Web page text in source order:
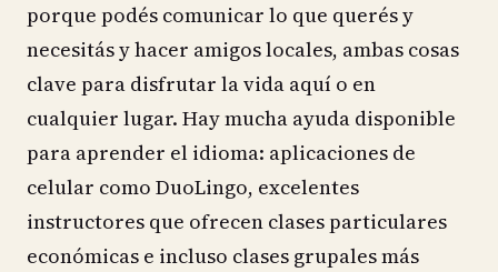
porque podés comunicar lo que querés y
necesitás y hacer amigos locales, ambas cosas
clave para disfrutar la vida aquí o en
cualquier lugar. Hay mucha ayuda disponible
para aprender el idioma: aplicaciones de
celular como DuoLingo, excelentes
instructores que ofrecen clases particulares
económicas e incluso clases grupales más